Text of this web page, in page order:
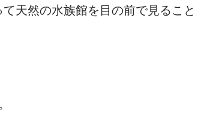
天然の水族館を目の前で見ること